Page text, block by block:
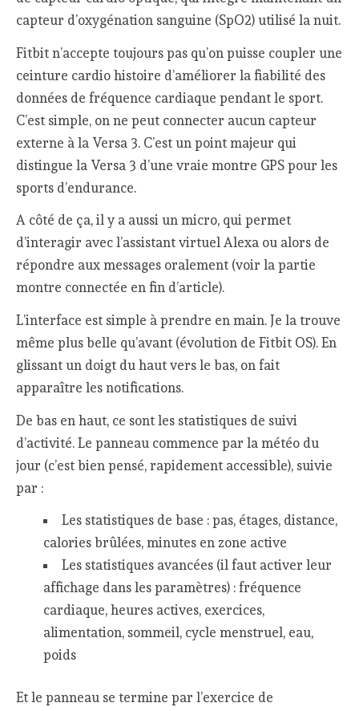
capteur d’oxygénation sanguine (SpO2) utilisé la nuit.
Fitbit n’accepte toujours pas qu’on puisse coupler une
ceinture cardio histoire d’améliorer la fiabilité des
données de fréquence cardiaque pendant le sport.
C’est simple, on ne peut connecter aucun capteur
externe à la Versa 3. C’est un point majeur qui
distingue la Versa 3 d’une vraie montre GPS pour les
sports d’endurance.
A côté de ça, il y a aussi un micro, qui permet
d’interagir avec l’assistant virtuel Alexa ou alors de
répondre aux messages oralement (voir la partie
montre connectée en fin d’article).
L’interface est simple à prendre en main. Je la trouve
même plus belle qu’avant (évolution de Fitbit OS). En
glissant un doigt du haut vers le bas, on fait
apparaître les notifications.
De bas en haut, ce sont les statistiques de suivi
d’activité. Le panneau commence par la météo du
jour (c’est bien pensé, rapidement accessible), suivie
par :
Les statistiques de base : pas, étages, distance,
calories brûlées, minutes en zone active
Les statistiques avancées (il faut activer leur
affichage dans les paramètres) : fréquence
cardiaque, heures actives, exercices,
alimentation, sommeil, cycle menstruel, eau,
poids
Et le panneau se termine par l’exercice de